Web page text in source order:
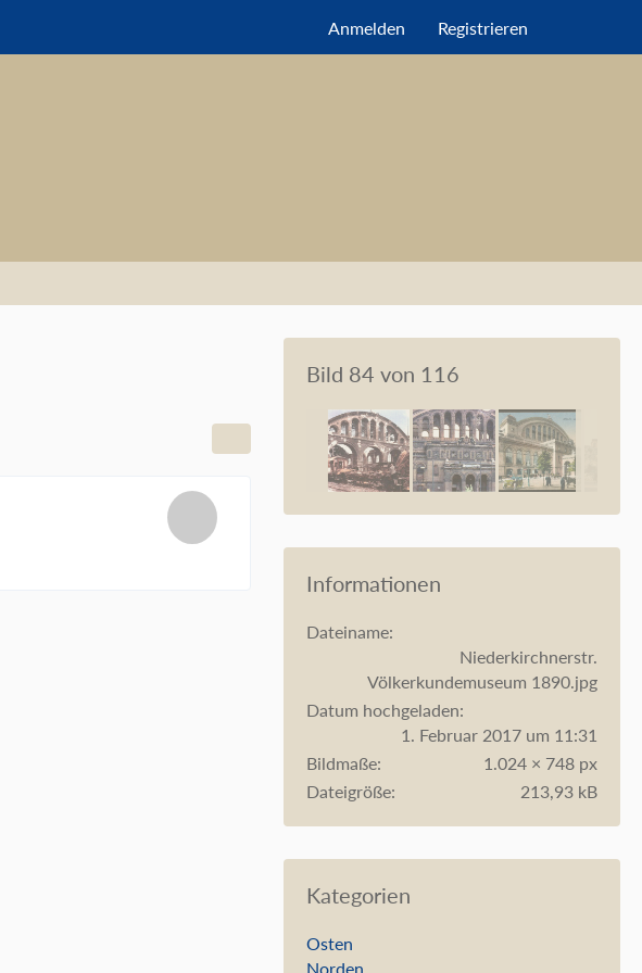
Anmelden Registrieren
Bild 84 von 116
Informationen
Dateiname
Niederkirchnerstr.
Völkerkundemuseum 1890.jpg
Datum hochgeladen
1. Februar 2017 um 11:31
Bildmaße
1.024 × 748 px
Dateigröße
213,93 kB
Kategorien
Osten
Norden